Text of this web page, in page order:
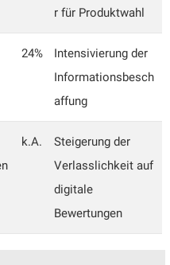
r für Produktwahl
24%
Intensivierung der
Informationsbesch
affung
k.A.
Steigerung der
Verlasslichkeit auf
digitale
Bewertungen